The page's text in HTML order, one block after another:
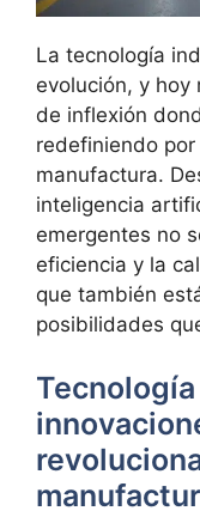
La tecnología
evolución, y hoy
de inflexión
redefiniendo
manufactura.
inteligencia
emergentes no
eficiencia y la
que también
posibilidades